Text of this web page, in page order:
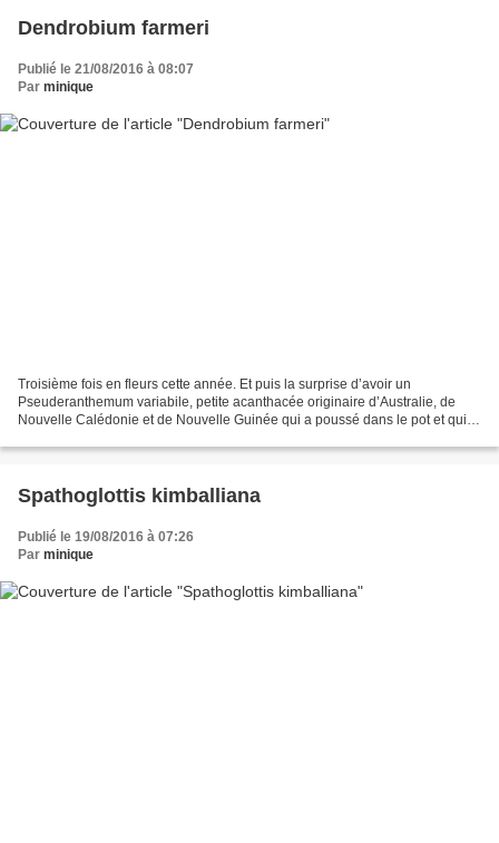
Dendrobium farmeri
Publié le 21/08/2016 à 08:07
Par minique
Troisième fois en fleurs cette année. Et puis la surprise d’avoir un
Pseuderanthemum variabile, petite acanthacée originaire d’Australie, de
Nouvelle Calédonie et de Nouvelle Guinée qui a poussé dans le pot et qui
Spathoglottis kimballiana
Publié le 19/08/2016 à 07:26
Par minique